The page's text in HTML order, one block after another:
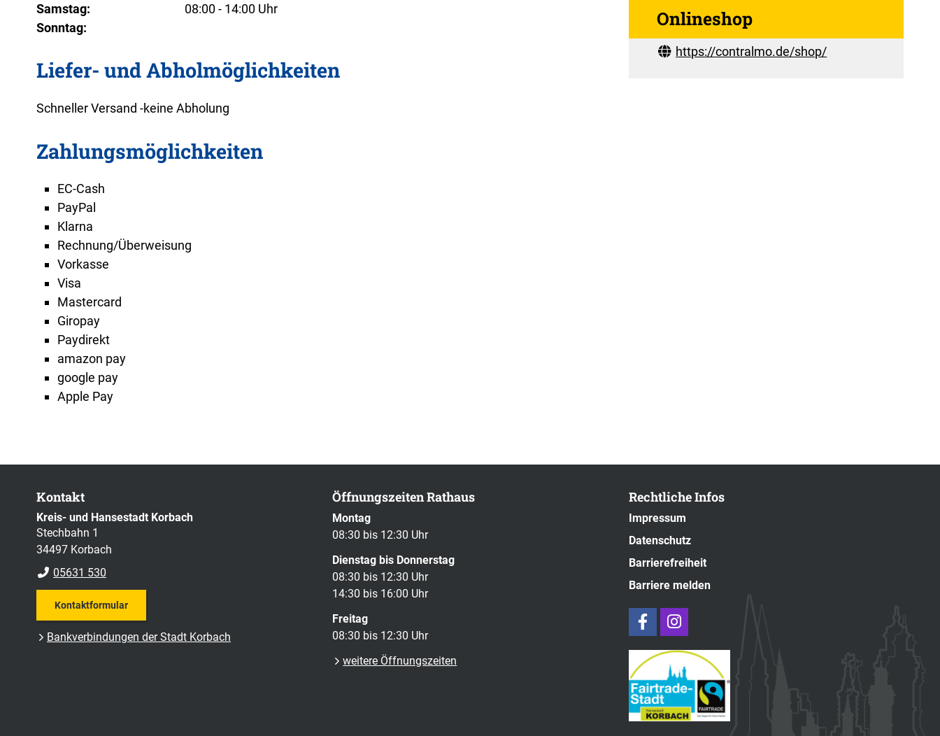
Samstag:
08:00 - 14:00 Uhr
Sonntag:
Liefer- und Abholmöglichkeiten
Schneller Versand -keine Abholung
Zahlungsmöglichkeiten
EC-Cash
PayPal
Klarna
Rechnung/Überweisung
Vorkasse
Visa
Mastercard
Giropay
Paydirekt
amazon pay
google pay
Apple Pay
Onlineshop
https://contralmo.de/shop/
Kontakt
Kreis- und Hansestadt Korbach
Stechbahn 1
34497 Korbach
05631 530
Kontaktformular
Bankverbindungen der Stadt Korbach
Öffnungszeiten Rathaus
Montag
08:30 bis 12:30 Uhr
Dienstag bis Donnerstag
08:30 bis 12:30 Uhr
14:30 bis 16:00 Uhr
Freitag
08:30 bis 12:30 Uhr
weitere Öffnungszeiten
Rechtliche Infos
Impressum
Datenschutz
Barrierefreiheit
Barriere melden